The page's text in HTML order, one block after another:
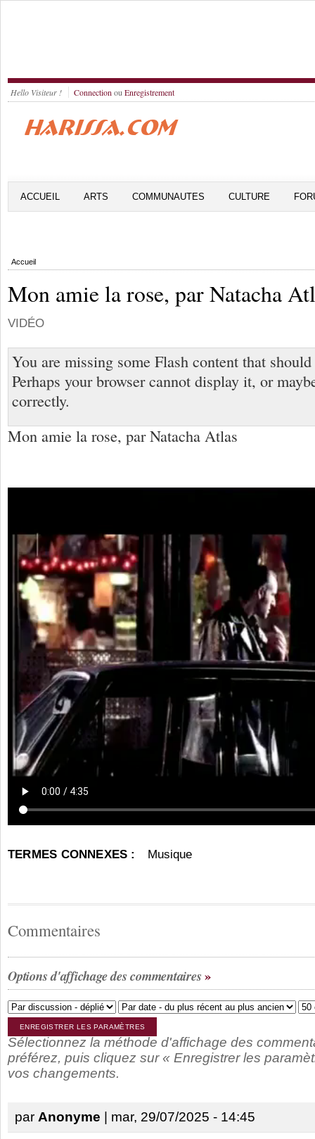
Hello Visiteur ! Connection ou Enregistrement
ACCUEIL ARTS COMMUNAUTES CULTURE
Accueil
Mon amie la rose, par Natacha
VIDÉO
You are missing some Flash content that
Perhaps your browser cannot display it, or
correctly.
Mon amie la rose, par Natacha Atlas
TERMES CONNEXES : Musique
Commentaires
Options d'affichage des commentaires
Sélectionnez la méthode d'affichage des
préférez, puis cliquez sur « Enregistrer les
vos changements.
par Anonyme | mar, 29/07/2025 - 14:45